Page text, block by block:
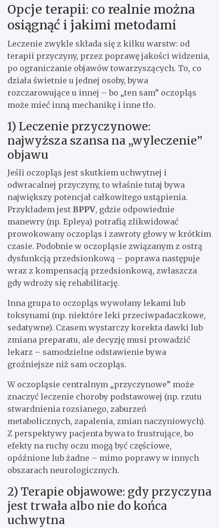
Opcje terapii: co realnie można
osiągnąć i jakimi metodami
Leczenie zwykle składa się z kilku warstw: od
terapii przyczyny, przez poprawę jakości widzenia,
po ograniczanie objawów towarzyszących. To, co
działa świetnie u jednej osoby, bywa
rozczarowujące u innej – bo „ten sam” oczopląs
może mieć inną mechanikę i inne tło.
1) Leczenie przyczynowe:
najwyższa szansa na „wyleczenie”
objawu
Jeśli oczopląs jest skutkiem uchwytnej i
odwracalnej przyczyny, to właśnie tutaj bywa
największy potencjał całkowitego ustąpienia.
Przykładem jest BPPV, gdzie odpowiednie
manewry (np. Epleya) potrafią zlikwidować
prowokowany oczopląs i zawroty głowy w krótkim
czasie. Podobnie w oczopląsie związanym z ostrą
dysfunkcją przedsionkową – poprawa następuje
wraz z kompensacją przedsionkową, zwłaszcza
gdy wdroży się rehabilitację.
Inna grupa to oczopląs wywołany lekami lub
toksynami (np. niektóre leki przeciwpadaczkowe,
sedatywne). Czasem wystarczy korekta dawki lub
zmiana preparatu, ale decyzję musi prowadzić
lekarz – samodzielne odstawienie bywa
groźniejsze niż sam oczopląs.
W oczopląsie centralnym „przyczynowe” może
znaczyć leczenie choroby podstawowej (np. rzutu
stwardnienia rozsianego, zaburzeń
metabolicznych, zapalenia, zmian naczyniowych).
Z perspektywy pacjenta bywa to frustrujące, bo
efekty na ruchy oczu mogą być częściowe,
opóźnione lub żadne – mimo poprawy w innych
obszarach neurologicznych.
2) Terapie objawowe: gdy przyczyna
jest trwała albo nie do końca
uchwytna